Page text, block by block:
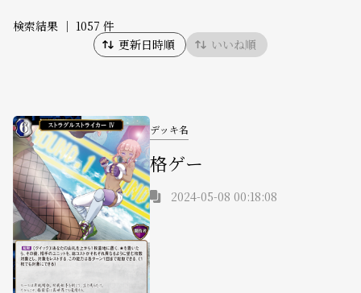
検索結果 ｜ 1057 件
更新日時順
いいね順
デッキ名
格ゲー
2024-05-08 00:18:08